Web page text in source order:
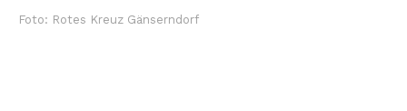
Foto: Rotes Kreuz Gänserndorf